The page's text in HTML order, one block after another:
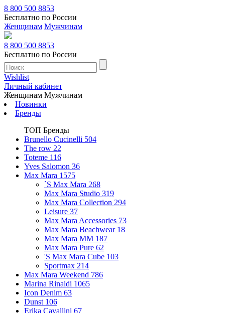
8 800 500 8853
Бесплатно по России
Женщинам Мужчинам
8 800 500 8853
Бесплатно по России
Wishlist
Личный кабинет
Женщинам Мужчинам
Новинки
Бренды
ТОП Бренды
Brunello Cucinelli 504
The row 22
Toteme 116
Yves Salomon 36
Max Mara 1575
`S Max Mara 268
Max Mara Studio 319
Max Mara Collection 294
Leisure 37
Max Mara Accessories 73
Max Mara Beachwear 18
Max Mara MM 187
Max Mara Pure 62
'S Max Mara Cube 103
Sportmax 214
Max Mara Weekend 786
Marina Rinaldi 1065
Icon Denim 63
Dunst 106
Erika Cavallini 67